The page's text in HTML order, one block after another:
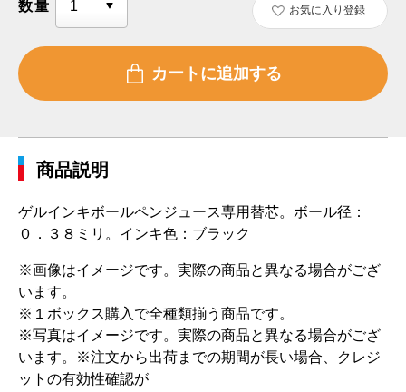
数量 お気に入り登録
商品説明
ゲルインキボールペンジュース専用替芯。ボール径：
０．３８ミリ。インキ色：ブラック
※画像はイメージです。実際の商品と異なる場合がござ
います。
※１ボックス購入で全種類揃う商品です。
※写真はイメージです。実際の商品と異なる場合がござ
います。 ※注文から出荷までの期間が長い場合、クレジ
ットの有効性確認が